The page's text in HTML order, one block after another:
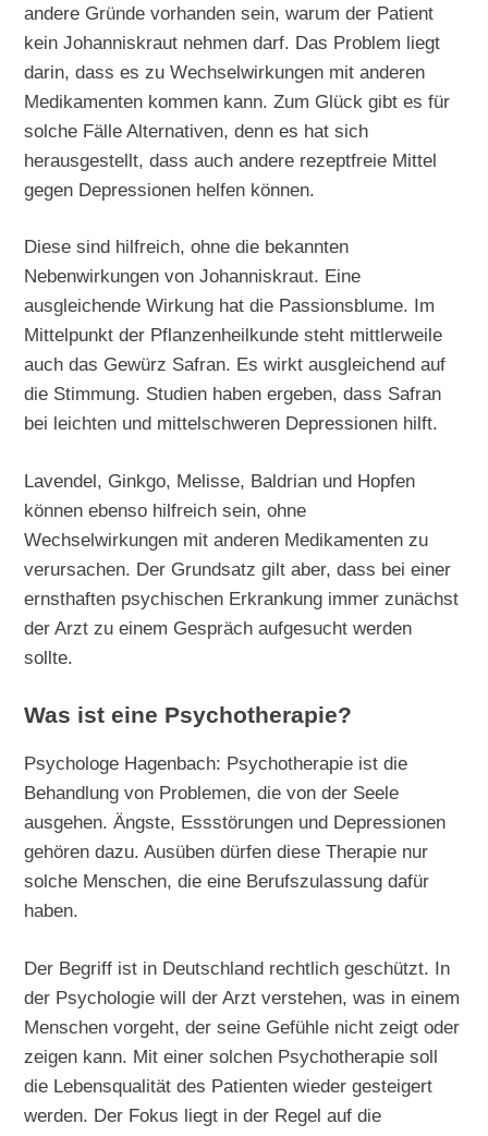
andere Gründe vorhanden sein, warum der Patient
kein Johanniskraut nehmen darf. Das Problem liegt
darin, dass es zu Wechselwirkungen mit anderen
Medikamenten kommen kann. Zum Glück gibt es für
solche Fälle Alternativen, denn es hat sich
herausgestellt, dass auch andere rezeptfreie Mittel
gegen Depressionen helfen können.
Diese sind hilfreich, ohne die bekannten
Nebenwirkungen von Johanniskraut. Eine
ausgleichende Wirkung hat die Passionsblume. Im
Mittelpunkt der Pflanzenheilkunde steht mittlerweile
auch das Gewürz Safran. Es wirkt ausgleichend auf
die Stimmung. Studien haben ergeben, dass Safran
bei leichten und mittelschweren Depressionen hilft.
Lavendel, Ginkgo, Melisse, Baldrian und Hopfen
können ebenso hilfreich sein, ohne
Wechselwirkungen mit anderen Medikamenten zu
verursachen. Der Grundsatz gilt aber, dass bei einer
ernsthaften psychischen Erkrankung immer zunächst
der Arzt zu einem Gespräch aufgesucht werden
sollte.
Was ist eine Psychotherapie?
Psychologe Hagenbach: Psychotherapie ist die
Behandlung von Problemen, die von der Seele
ausgehen. Ängste, Essstörungen und Depressionen
gehören dazu. Ausüben dürfen diese Therapie nur
solche Menschen, die eine Berufszulassung dafür
haben.
Der Begriff ist in Deutschland rechtlich geschützt. In
der Psychologie will der Arzt verstehen, was in einem
Menschen vorgeht, der seine Gefühle nicht zeigt oder
zeigen kann. Mit einer solchen Psychotherapie soll
die Lebensqualität des Patienten wieder gesteigert
werden. Der Fokus liegt in der Regel auf die